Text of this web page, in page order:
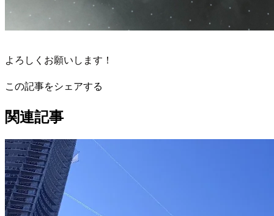
よろしくお願いします！
この記事をシェアする
関連記事